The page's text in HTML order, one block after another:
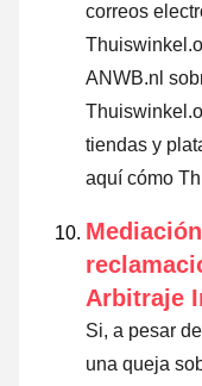
correos
ANWB.nl
tiendas y
aquí cómo
Arbitraje
Si, a pesar
una queja